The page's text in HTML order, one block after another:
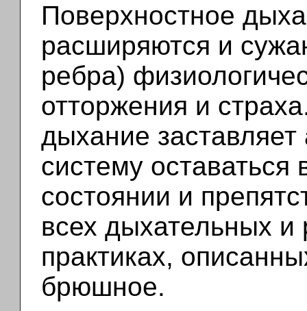
Поверхностное
расширяются и
ребра)
отторжения и
дыхание
систему
состоянии и
всех дыхательных и
практиках,
брюшное.